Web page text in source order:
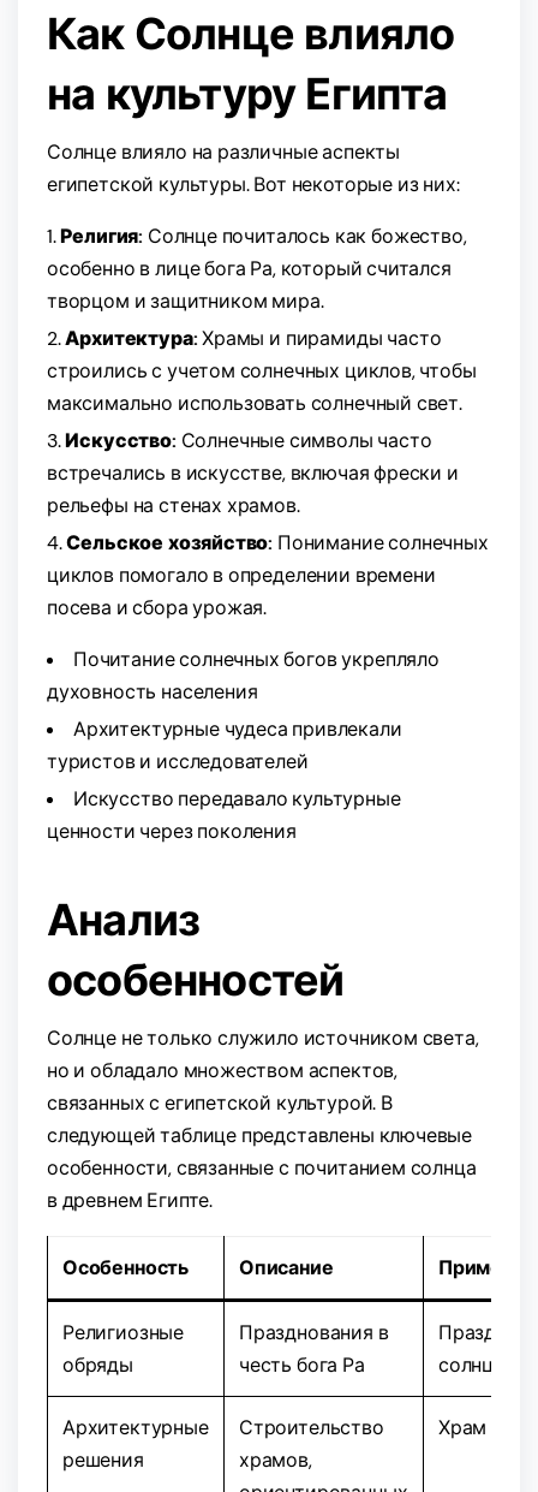
Как Солнце влияло
на культуру Египта
Солнце влияло на различные аспекты
египетской культуры. Вот некоторые из них:
Религия: Солнце почиталось как божество,
особенно в лице бога Ра, который считался
творцом и защитником мира.
Архитектура:Храмы и пирамиды часто
строились с учетом солнечных циклов, чтобы
максимально использовать солнечный свет.
Искусство: Солнечные символы часто
встречались в искусстве, включая фрески и
рельефы на стенах храмов.
Сельское хозяйство: Понимание солнечных
циклов помогало в определении времени
посева и сбора урожая.
Почитание солнечных богов укрепляло
духовность населения
Архитектурные чудеса привлекали
туристов и исследователей
Искусство передавало культурные
ценности через поколения
Анализ
особенностей
Солнце не только служило источником света,
но и обладало множеством аспектов,
связанных с египетской культурой. В
следующей таблице представлены ключевые
особенности, связанные с почитанием солнца
в древнем Египте.
Особенность Описание Примеры
Религиозные
обряды
Празднования в
честь бога Ра
Праздник
Архитектурные
решения
Строительство
храмов,
Храм